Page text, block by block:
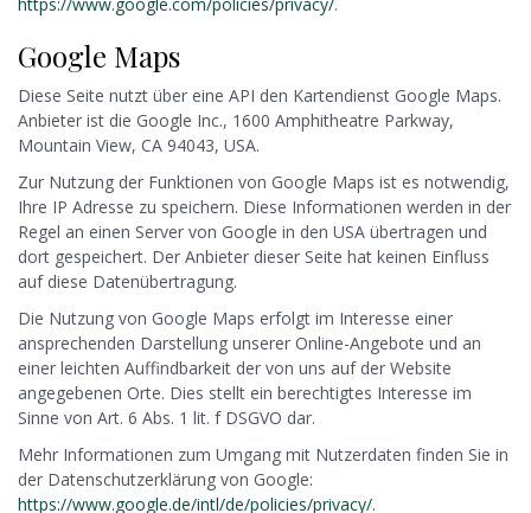
Google Maps
Diese Seite nutzt über eine API den Kartendienst Google Maps.
Anbieter ist die Google Inc., 1600 Amphitheatre Parkway,
Mountain View, CA 94043, USA.
Zur Nutzung der Funktionen von Google Maps ist es notwendig,
Ihre IP Adresse zu speichern. Diese Informationen werden in der
Regel an einen Server von Google in den USA übertragen und
dort gespeichert. Der Anbieter dieser Seite hat keinen Einfluss
auf diese Datenübertragung.
Die Nutzung von Google Maps erfolgt im Interesse einer
ansprechenden Darstellung unserer Online-Angebote und an
einer leichten Auffindbarkeit der von uns auf der Website
angegebenen Orte. Dies stellt ein berechtigtes Interesse im
Sinne von Art. 6 Abs. 1 lit. f DSGVO dar.
Mehr Informationen zum Umgang mit Nutzerdaten finden Sie in
der Datenschutzerklärung von Google:
https://www.google.de/intl/de/policies/privacy/.